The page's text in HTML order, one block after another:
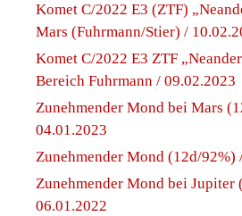
Komet C/2022 E3 (ZTF)
Mars (Fuhrmann/Stier) /
Komet C/2022 E3 ZTF
Bereich Fuhrmann / 09.02.2023
Zunehmender Mond bei Mars
04.01.2023
Zunehmender Mond (12d/92%)
Zunehmender Mond bei Jupiter
06.01.2022